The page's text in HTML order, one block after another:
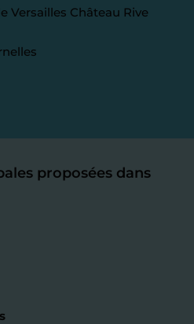
Versailles Château Rive
proposées dans